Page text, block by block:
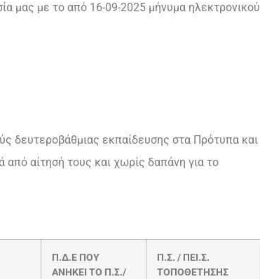
μας με το από 16-09-2025 μήνυμα ηλεκτρονικού
δευτεροβάθμιας εκπαίδευσης στα Πρότυπα και
από αίτησή τους και χωρίς δαπάνη για το
Π.Δ.Ε ΠΟΥ
ΑΝΗΚΕΙ ΤΟ Π.Σ./
Π.Σ. / ΠΕΙ.Σ.
ΤΟΠΟΘΕΤΗΣΗΣ